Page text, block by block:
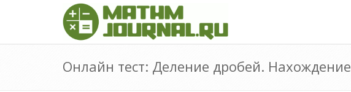
Онлайн тест: Деление дробей.